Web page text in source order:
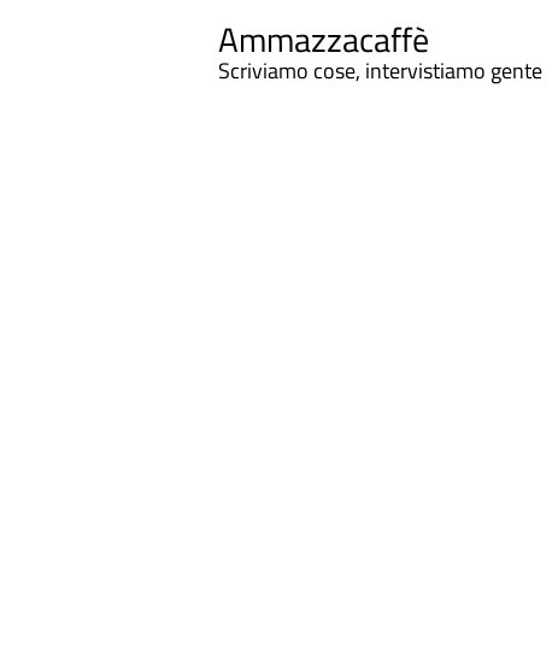
Ammazzacaffè
Scriviamo cose, intervistiamo gente